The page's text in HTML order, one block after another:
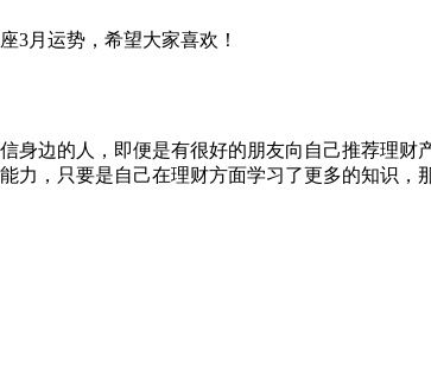
3月运势，希望大家喜欢！
边的人，即便是有很好的朋友向自己推荐理财
，只要是自己在理财方面学习了更多的知识，